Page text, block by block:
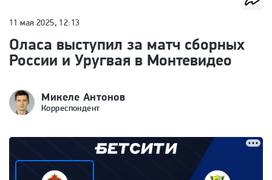
11 мая 2025, 12:13
Оласа выступил за матч сборных
России и Уругвая в Монтевидео
Микеле Антонов
Корреспондент